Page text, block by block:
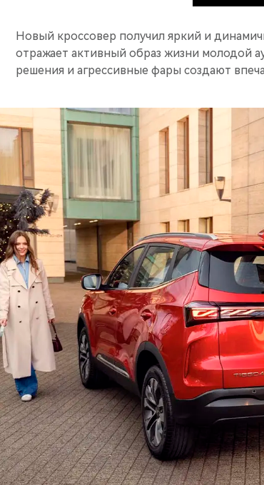
Новый кроссовер получил яркий и
отражает активный образ жизни молодой
решения и агрессивные фары создают